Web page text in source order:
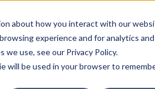
about how you interact with our
experience and for analytics
use, see our Privacy Policy.
will be used in your browser to